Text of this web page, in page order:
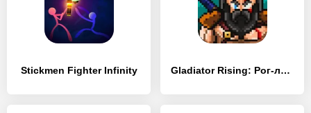
Stickmen Fighter Infinity Gladiator Rising: Рог-лайкРПГ